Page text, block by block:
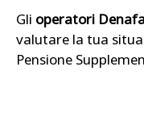
Gli operatori
valutare la tua
Pensione